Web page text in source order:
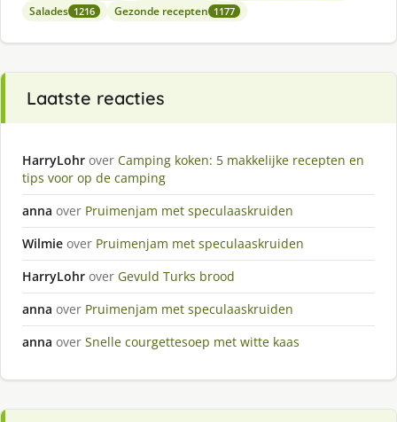
Salades 1216 Gezonde recepten 1177
Laatste reacties
HarryLohr over Camping koken: 5 makkelijke recepten en
tips voor op de camping
anna over Pruimenjam met speculaaskruiden
Wilmie over Pruimenjam met speculaaskruiden
HarryLohr over Gevuld Turks brood
anna over Pruimenjam met speculaaskruiden
anna over Snelle courgettesoep met witte kaas